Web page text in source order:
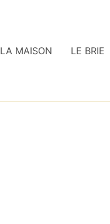
LA MAISON LE BRIE